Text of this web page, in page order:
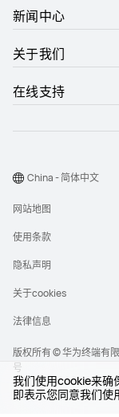
我们使用cookie来确
即表示您同意我们使
新闻中心
关于我们
在线支持
版权所有 © 华为终端有
号
网站地图
使用条款
隐私声明
关于cookies
法律信息
China - 简体中文